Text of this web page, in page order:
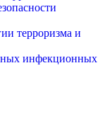
терроризма и
инфекционных